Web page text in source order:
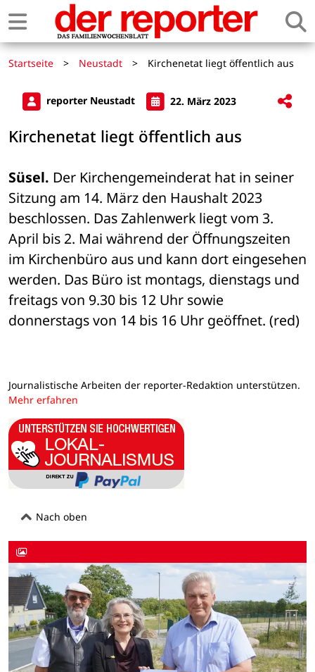
Startseite > Neustadt > Kirchenetat liegt öffentlich aus
reporter Neustadt 22. März 2023
Kirchenetat liegt öffentlich aus
Süsel. Der Kirchengemeinderat hat in seiner
Sitzung am 14. März den Haushalt 2023
beschlossen. Das Zahlenwerk liegt vom 3.
April bis 2. Mai während der Öffnungszeiten
im Kirchenbüro aus und kann dort eingesehen
werden. Das Büro ist montags, dienstags und
freitags von 9.30 bis 12 Uhr sowie
donnerstags von 14 bis 16 Uhr geöffnet. (red)
Journalistische Arbeiten der reporter-Redaktion unterstützen.
Mehr erfahren
Nach oben